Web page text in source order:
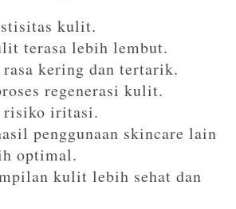
kulit.
terasa lebih lembut.
kering dan tertarik.
regenerasi kulit.
risiko iritasi.
penggunaan skincare lain
optimal.
kulit lebih sehat dan